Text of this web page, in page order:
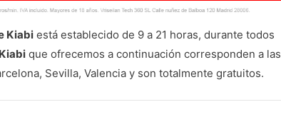
Kiabi está establecido de 9 a 21 horas, durante todos
que ofrecemos a continuación corresponden a las
Sevilla, Valencia y son totalmente gratuitos.